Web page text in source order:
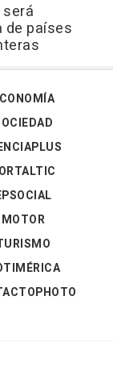
de países
MOTOR